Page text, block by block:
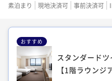
36平米 禁煙 無料Wi-Fi
ツイン
ンジアクセス付
36平米 禁煙 無料Wi-Fi
ツイン
素泊まり 現地決済可 事前決済可
おすすめ
スタンダードツ
【1階ラウンジ